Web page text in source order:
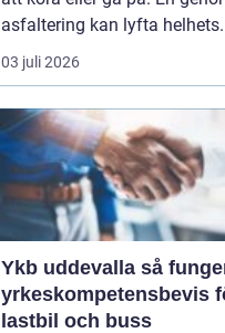
asfaltering kan lyfta
03 juli 2026
Ykb uddevalla så fungerar
yrkeskompetensbevis
lastbil och buss